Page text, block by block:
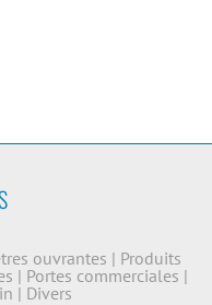
ouvrantes | Produits
| Portes commerciales |
| Divers